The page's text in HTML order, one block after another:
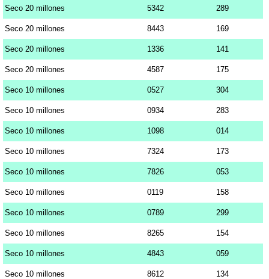
Seco 20 millones 5342 289
Seco 20 millones 8443 169
Seco 20 millones 1336 141
Seco 20 millones 4587 175
Seco 10 millones 0527 304
Seco 10 millones 0934 283
Seco 10 millones 1098 014
Seco 10 millones 7324 173
Seco 10 millones 7826 053
Seco 10 millones 0119 158
Seco 10 millones 0789 299
Seco 10 millones 8265 154
Seco 10 millones 4843 059
Seco 10 millones 8612 134